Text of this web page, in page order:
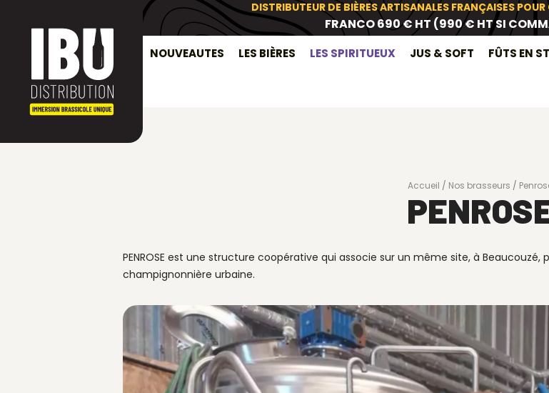
DISTRIBUTEUR DE BIÈRES ARTISANALES FRANÇAISES
FRANCO 690 € HT (990 € HT SI
NOUVEAUTES LES BIÈRES LES SPIRITUEUX JUS & SOFT FÛTS EN
Accueil Nos brasseurs
PENROSE est une structure coopérative qui associe sur un même site, à Beaucouzé,
champignonnière urbaine.